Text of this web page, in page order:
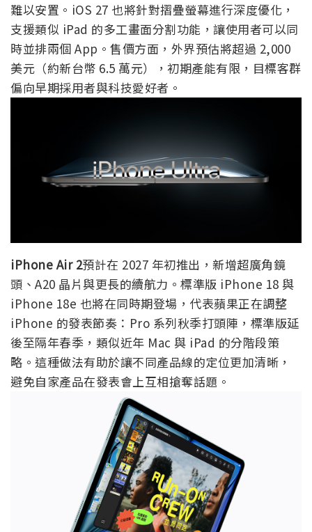
難以安置。iOS 27 也將針對摺疊螢幕進行深度優化，
支援類似 iPad 的多工畫面分割功能，讓使用者可以同
時並排兩個 App。售價方面，外界預估將超過 2,000
美元（約新台幣 6.5 萬元），初期產能有限，目標客群
偏向早期採用者與科技愛好者。
iPhone Air 2預計在 2027 年初推出，新增超廣角鏡
頭、A20 晶片與更長的續航力。標準版 iPhone 18 與
iPhone 18e 也將在同時期登場，代表蘋果正在調整
iPhone 的發表節奏：Pro 系列秋季打頭陣，標準版延
後至隔年春季，類似近年 Mac 與 iPad 的分階段策
略。這種做法有助於讓不同產品線的定位更加清晰，
避免自家產品在發表會上互相搶奪話題。